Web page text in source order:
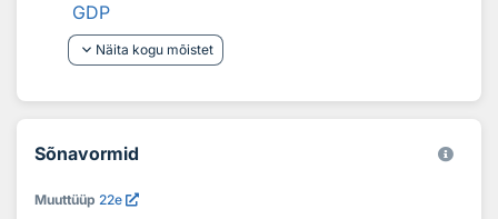
GDP
keyboard_arrow_down Näita kogu mõistet
Sõnavormid
Muuttüüp 22e